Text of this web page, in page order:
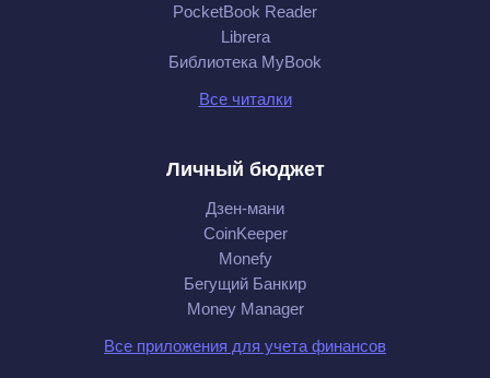
PocketBook Reader
Librera
Библиотека MyBook
Все читалки
Личный бюджет
Дзен-мани
CoinKeeper
Monefy
Бегущий Банкир
Money Manager
Все приложения для учета финансов